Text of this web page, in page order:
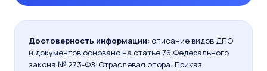
Достоверность информации: описание видов ДПО
и документов основано на статье 76 Федерального
закона № 273-ФЗ. Отраслевая опора: Приказ